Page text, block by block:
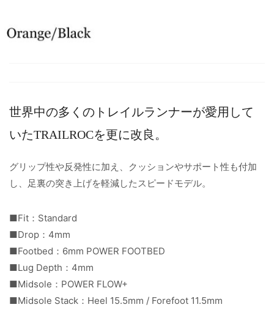
世界中の多くのトレイルランナーが愛用して
いたTRAILROCを更に改良。
グリップ性や反発性に加え、クッションやサポート性も付加
し、足裏の突き上げを軽減したスピードモデル。
■Fit：Standard
■Drop：4mm
■Footbed：6mm POWER FOOTBED
■Lug Depth：4mm
■Midsole：POWER FLOW+
■Midsole Stack：Heel 15.5mm / Forefoot 11.5mm